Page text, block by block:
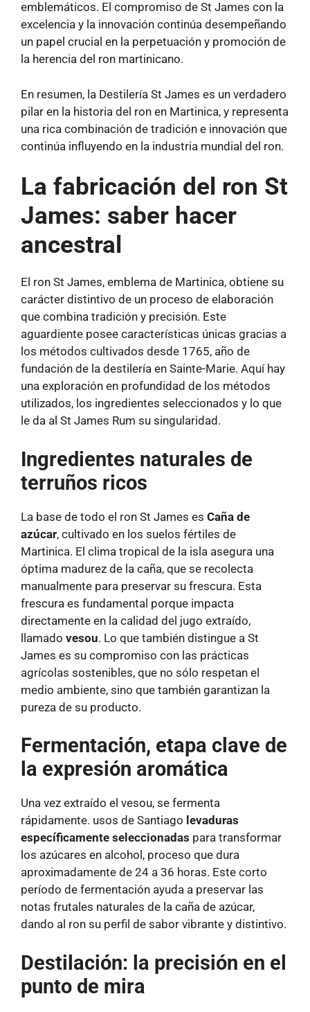
emblemáticos. El compromiso de St James con la
excelencia y la innovación continúa desempeñando
un papel crucial en la perpetuación y promoción de
la herencia del ron martinicano.
En resumen, la Destilería St James es un verdadero
pilar en la historia del ron en Martinica, y representa
una rica combinación de tradición e innovación que
continúa influyendo en la industria mundial del ron.
La fabricación del ron St
James: saber hacer
ancestral
El ron St James, emblema de Martinica, obtiene su
carácter distintivo de un proceso de elaboración
que combina tradición y precisión. Este
aguardiente posee características únicas gracias a
los métodos cultivados desde 1765, año de
fundación de la destilería en Sainte-Marie. Aquí hay
una exploración en profundidad de los métodos
utilizados, los ingredientes seleccionados y lo que
le da al St James Rum su singularidad.
Ingredientes naturales de
terruños ricos
La base de todo el ron St James es Caña de
azúcar, cultivado en los suelos fértiles de
Martinica. El clima tropical de la isla asegura una
óptima madurez de la caña, que se recolecta
manualmente para preservar su frescura. Esta
frescura es fundamental porque impacta
directamente en la calidad del jugo extraído,
llamado vesou. Lo que también distingue a St
James es su compromiso con las prácticas
agrícolas sostenibles, que no sólo respetan el
medio ambiente, sino que también garantizan la
pureza de su producto.
Fermentación, etapa clave de
la expresión aromática
Una vez extraído el vesou, se fermenta
rápidamente. usos de Santiago levaduras
específicamente seleccionadas para transformar
los azúcares en alcohol, proceso que dura
aproximadamente de 24 a 36 horas. Este corto
período de fermentación ayuda a preservar las
notas frutales naturales de la caña de azúcar,
dando al ron su perfil de sabor vibrante y distintivo.
Destilación: la precisión en el
punto de mira